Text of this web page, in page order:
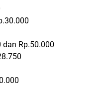
dan Rp.50.000